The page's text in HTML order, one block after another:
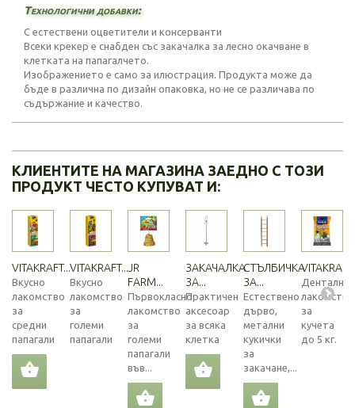
Технологични добавки:
С естествени оцветители и консерванти
Всеки крекер е снабден със закачалка за лесно окачване в
клетката на папагалчето.
Изображението е само за илюстрация. Продукта може да
бъде в различна по дизайн опаковка, но не се различава по
съдържание и качество.
КЛИЕНТИТЕ НА МАГАЗИНА ЗАЕДНО С ТОЗИ
ПРОДУКТ ЧЕСТО КУПУВАТ И:
VITAKRAFT...
Вкусно
лакомство
за
средни
папагали
VITAKRAFT...
Вкусно
лакомство
за
големи
папагали
JR
FARM...
Първокласно
лакомство
за
големи
папагали
във...
ЗАКАЧАЛКА
ЗА...
Практичен
аксесоар
за всяка
клетка
СТЪЛБИЧКА
ЗА...
Естествено
дърво,
метални
кукички
за
закачане,...
Дентално
лакомство
за
кучета
до 5 кг.